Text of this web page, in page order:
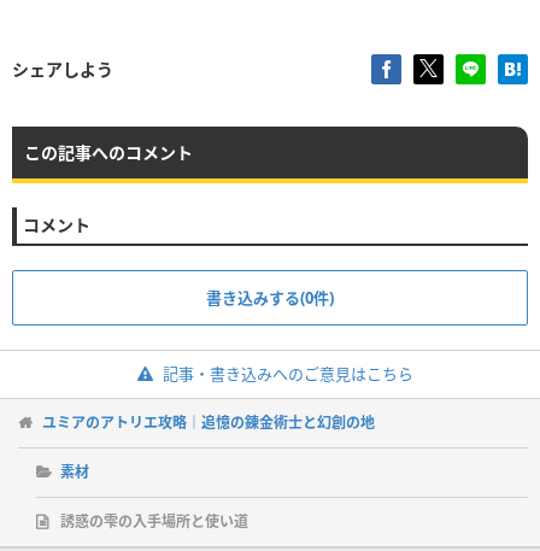
シェアしよう
この記事へのコメント
コメント
書き込みする(0件)
記事・書き込みへのご意見はこちら
ユミアのアトリエ攻略｜追憶の錬金術士と幻創の地
素材
誘惑の雫の入手場所と使い道